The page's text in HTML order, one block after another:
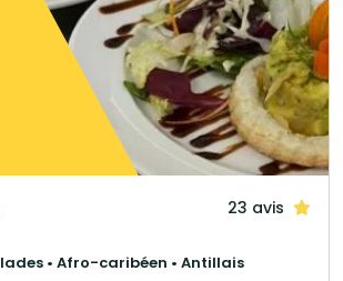
23 avis
• Afro-caribéen • Antillais